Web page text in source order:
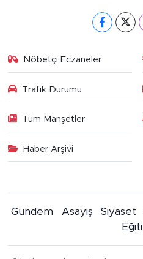
Nöbetçi Eczaneler
Trafik Durumu
Tüm Manşetler
Haber Arşivi
Gündem Asayiş Siyaset